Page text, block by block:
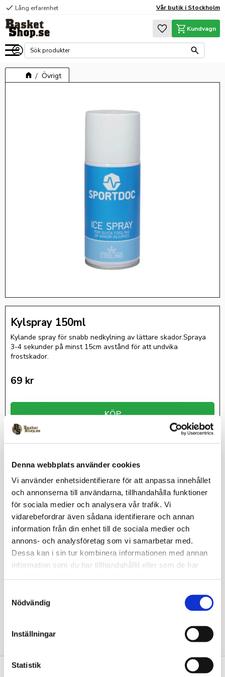
Denna webbplats använder cookies
Vi använder enhetsidentifierare för att anpassa innehållet
och annonserna till användarna, tillhandahålla funktioner
för sociala medier och analysera vår trafik. Vi
vidarebefordrar även sådana identifierare och annan
information från din enhet till de sociala medier och
annons- och analysföretag som vi samarbetar med.
Dessa kan i sin tur kombinera informationen med annan
information som du har tillhandahållit eller som de har
Nödvändig
Inställningar
Statistik
Meny
check Lång erfarenhet Vår butik i Stockholm
Favoriter
Kundvagn
Övrigt
Kylspray 150ml
Kylande spray för snabb nedkylning av lättare skador.Spraya
3-4 sekunder på minst 15cm avstånd för att undvika
frostskador.
69 kr
KÖP
Lagerstatus
I lager
Artikelnr
Omdömen
Du